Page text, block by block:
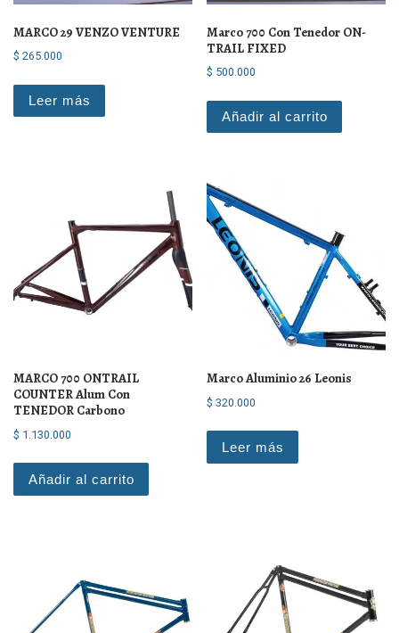
MARCO 29 VENZO VENTURE
$ 265.000
Leer más
Marco 700 Con Tenedor ON-
TRAIL FIXED
$ 500.000
Añadir al carrito
MARCO 700 ONTRAIL
COUNTER Alum Con
TENEDOR Carbono
$ 1.130.000
Añadir al carrito
Marco Aluminio 26 Leonis
$ 320.000
Leer más